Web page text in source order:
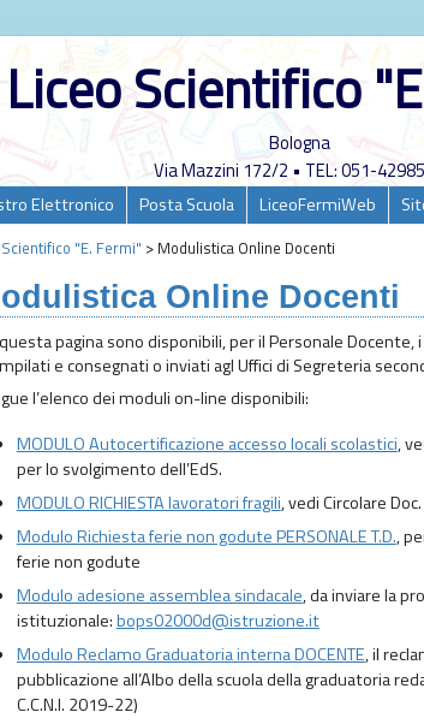
Liceo Scientifico
Bologna
Via Mazzini 172/2 • TEL: 051-
Elettronico Posta Scuola LiceoFermiWeb
"E. Fermi" > Modulistica Online Docenti
Online Docenti
pagina sono disponibili, per il Personale
e consegnati o inviati agl Uffici di Segreteria
l’elenco dei moduli on-line disponibili:
MODULO Autocertificazione accesso locali scolastici,
per lo svolgimento dell’EdS.
MODULO RICHIESTA lavoratori fragili, vedi Circolare
Modulo Richiesta ferie non godute PERSONALE T.D.,
ferie non godute
Modulo adesione assemblea sindacale, da inviare la
istituzionale:bops02000d@istruzione.it
Modulo Reclamo Graduatoria interna DOCENTE, il
pubblicazione all’Albo della scuola della graduatoria
C.C.N.I. 2019-22)